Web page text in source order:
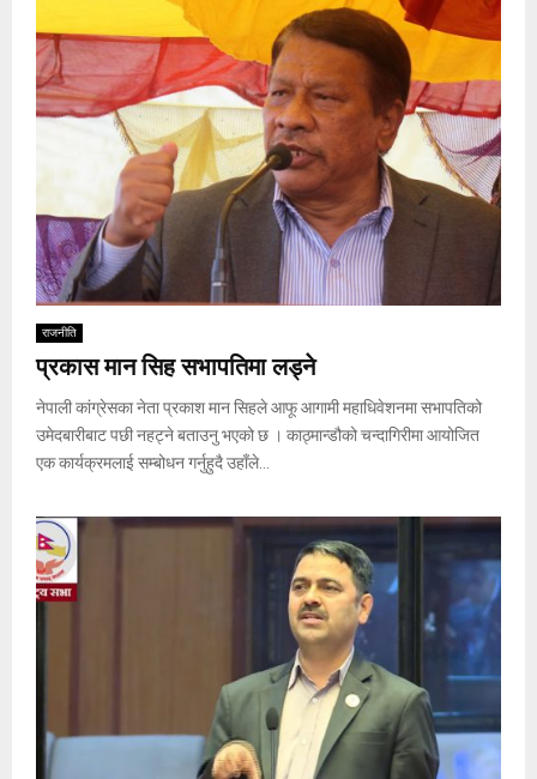
राजनीति
प्रकास मान सिह सभापतिमा लड्ने
नेपाली कांग्रेसका नेता प्रकाश मान सिहले आफू आगामी महाधिवेशनमा सभापतिको
उमेदबारीबाट पछी नहट्ने बताउनु भएको छ । काठ्मान्डौको चन्दागिरीमा आयोजित
एक कार्यक्रमलाई सम्बोधन गर्नुहुदै उहाँले...